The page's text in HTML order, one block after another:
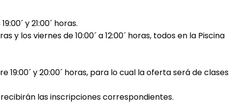
y 21:00´ horas.
y los viernes de 10:00´ a 12:00´ horas, todos en la Piscina
19:00´ y 20:00´ horas, para lo cual la oferta será de clases
las inscripciones correspondientes.